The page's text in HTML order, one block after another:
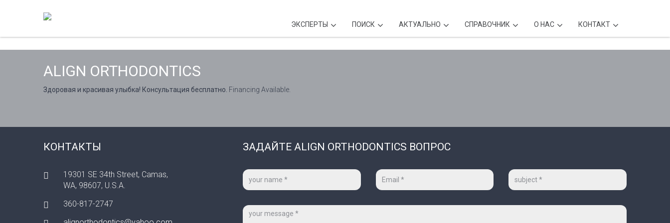
ЭКСПЕРТЫ ПОИСК АКТУАЛЬНО CПРАВОЧНИК О НАС КОНТАКТ
ALIGN ORTHODONTICS
Здоровая и красивая улыбка! Консультация бесплатно. Financing Available.
КОНТАКТЫ
19301 SE 34th Street, Camas,
WA, 98607, U.S.A.
360-817-2747
ЗАДАЙТЕ ALIGN ORTHODONTICS ВОПРОС
Ваше
имя
Ваш
mail
Тема
Сообщение